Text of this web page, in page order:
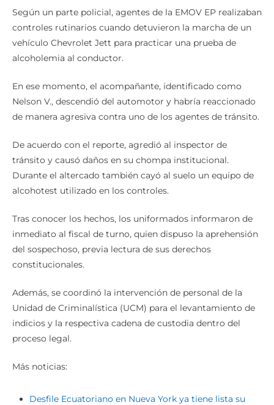
Según un parte policial, agentes de la EMOV EP realizaban
controles rutinarios cuando detuvieron la marcha de un
vehículo Chevrolet Jett para practicar una prueba de
alcoholemia al conductor.
En ese momento, el acompañante, identificado como
Nelson V., descendió del automotor y habría reaccionado
de manera agresiva contra uno de los agentes de tránsito.
De acuerdo con el reporte, agredió al inspector de
tránsito y causó daños en su chompa institucional.
Durante el altercado también cayó al suelo un equipo de
alcohotest utilizado en los controles.
Tras conocer los hechos, los uniformados informaron de
inmediato al fiscal de turno, quien dispuso la aprehensión
del sospechoso, previa lectura de sus derechos
constitucionales.
Además, se coordinó la intervención de personal de la
Unidad de Criminalística (UCM) para el levantamiento de
indicios y la respectiva cadena de custodia dentro del
proceso legal.
Más noticias:
Desfile Ecuatoriano en Nueva York ya tiene lista su